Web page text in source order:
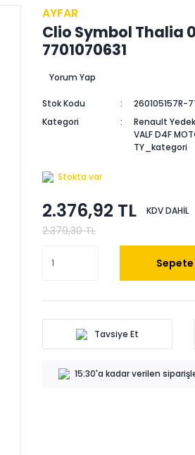
AYFAR
Clio Symbol Thalia
7701070631
Yorum Yap
Stok Kodu
260105157R-
Kategori
Renault
VALF D4F
TY_kategori
Stokta var
2.376,92 TL KDV DAHİL
2.379,30 TL
Sepete
Tavsiye Et
15:30'a kadar verilen